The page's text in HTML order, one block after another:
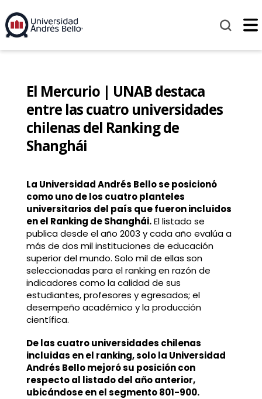
El Mercurio | UNAB destaca
entre las cuatro universidades
chilenas del Ranking de
Shanghái
La Universidad Andrés Bello se posicionó
como uno de los cuatro planteles
universitarios del país que fueron incluidos
en el Ranking de Shanghái.El listado se
publica desde el año 2003 y cada año evalúa a
más de dos mil instituciones de educación
superior del mundo. Solo mil de ellas son
seleccionadas para el ranking en razón de
indicadores como la calidad de sus
estudiantes, profesores y egresados; el
desempeño académico y la producción
científica.
De las cuatro universidades chilenas
incluidas en el ranking, solo la Universidad
Andrés Bello mejoró su posición con
respecto al listado del año anterior,
ubicándose en el segmento 801-900.